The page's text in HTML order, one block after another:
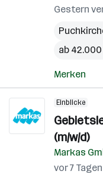
Gestern
ab
Merken
Einblicke
(m/w/d)
Markas
vor 7